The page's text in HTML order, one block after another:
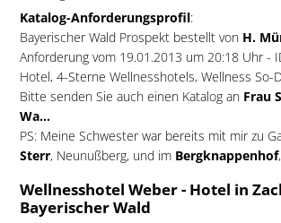
Katalog-Anforderungsprofil:
Bayerischer Wald Prospekt bestellt von H.
Anforderung vom 19.01.2013 um 20:18 Uhr -
Hotel, 4-Sterne Wellnesshotels, Wellness So-
Bitte senden Sie auch einen Katalog an Frau
Wa...
PS: Meine Schwester war bereits mit mir zu
Sterr, Neunußberg, und im Bergknappenhof
Wellnesshotel Weber - Hotel in
Bayerischer Wald